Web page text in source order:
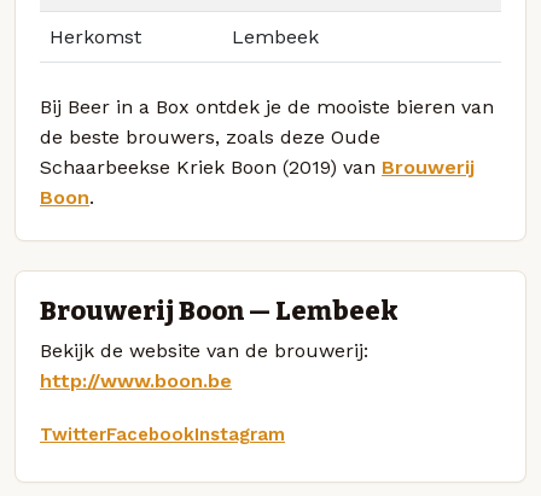
Herkomst Lembeek
Bij Beer in a Box ontdek je de mooiste bieren van
de beste brouwers, zoals deze Oude
Schaarbeekse Kriek Boon (2019) van Brouwerij
Boon.
Brouwerij Boon — Lembeek
Bekijk de website van de brouwerij:
http://www.boon.be
TwitterFacebookInstagram